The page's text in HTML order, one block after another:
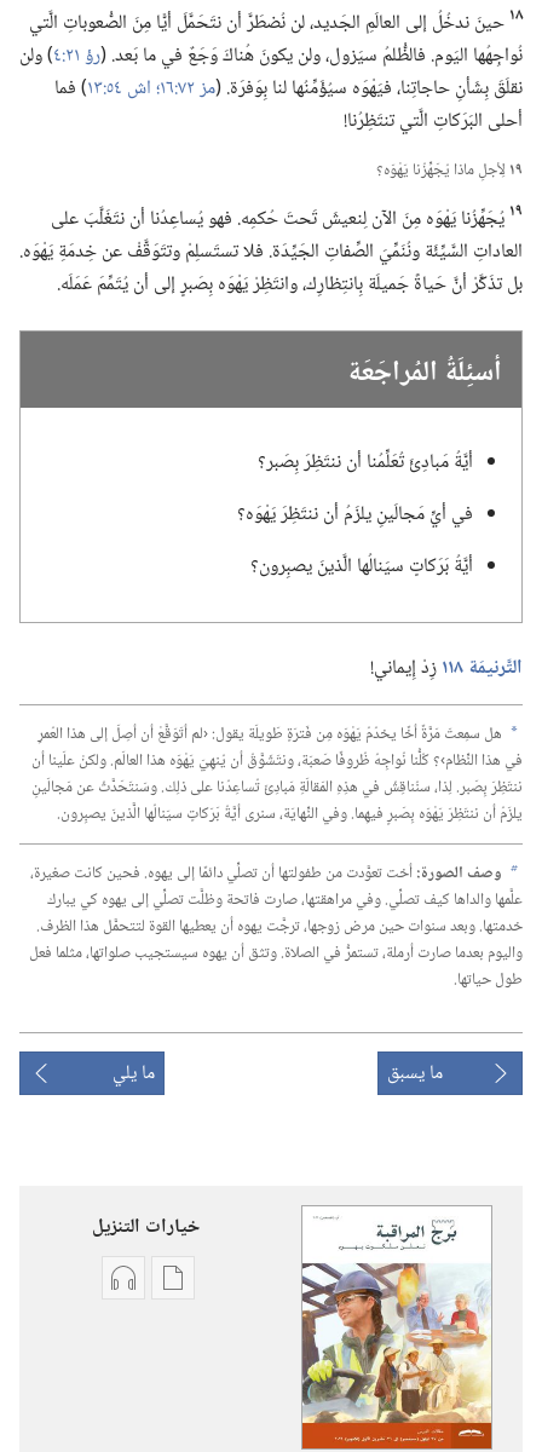
١٨ حينَ ندخُلُ إلى العالَمِ الجَديد،‏ لن نُضطَرَّ أن نتَحَمَّلَ أيًّا مِنَ الصُّعوباتِ الَّتي
نُواجِهُها اليَوم.‏ فالظُّلمُ سيَزول،‏ ولن يكونَ هُناكَ وَجَعٌ في ما بَعد.‏ (‏رؤ ٢١:‏٤
‏)‏ ولن
نقلَقَ بِشَأنِ حاجاتِنا،‏ فيَهْوَه سيُؤَمِّنُها لنا بِوَفرَة.‏ (‏مز ٧٢:‏١٦؛‏ اش ٥٤:‏١٣
‏)‏ فما
أحلى البَرَكاتِ الَّتي تنتَظِرُنا!‏
١٩ لِأجلِ ماذا يُجَهِّزُنا يَهْوَه؟‏
١٩ يُجَهِّزُنا يَهْوَه مِنَ الآن لِنعيشَ تَحتَ حُكمِه.‏ فهو يُساعِدُنا أن نتَغَلَّبَ على
العاداتِ السَّيِّئَة ونُنَمِّيَ الصِّفاتِ الجَيِّدَة.‏ فلا تستَسلِمْ وتتَوَقَّفْ عن خِدمَةِ يَهْوَه.‏
بل تذَكَّرْ أنَّ حَياةً جَميلَة بِانتِظارِك،‏ وانتَظِرْ يَهْوَه بِصَبرٍ إلى أن يُتَمِّمَ عَمَلَه.‏
أسئِلَةُ المُراجَعَة
أيَّةُ مَبادِئَ تُعَلِّمُنا أن ننتَظِرَ بِصَبر؟‏
في أيِّ مَجالَينِ يلزَمُ أن ننتَظِرَ يَهْوَه؟‏
أيَّةُ بَرَكاتٍ سيَنالُها الَّذينَ يصبِرون؟‏
التَّرنيمَة ١١٨ زِدْ إِيماني!‏
a هل سمِعتَ مَرَّةً أخًا يخدُمُ يَهْوَه مِن فَترَةٍ طَويلَة يقول:‏ ‹لم أتَوَقَّعْ أن أصِلَ إلى هذا العُمرِ
في هذا النِّظام›؟‏ كُلُّنا نُواجِهُ ظُروفًا صَعبَة،‏ ونتَشَوَّقُ أن يُنهِيَ يَهْوَه هذا العالَم.‏ ولكنْ علَينا أن
ننتَظِرَ بِصَبر.‏ لِذا،‏ سنُناقِشُ في هذِهِ المَقالَةِ مَبادِئَ تُساعِدُنا على ذلِك.‏ وسَنتَحَدَّثُ عن مَجالَينِ
يلزَمُ أن ننتَظِرَ يَهْوَه بِصَبرٍ فيهِما.‏ وفي النِّهايَة،‏ سنرى أيَّةُ بَرَكاتٍ سيَنالُها الَّذينَ يصبِرون.‏
b وصف الصورة:‏أخت تعوَّدت من طفولتها أن تصلِّي دائمًا إلى يهوه.‏ فحين كانت صغيرة،‏
علَّمها والداها كيف تصلِّي.‏ وفي مراهقتها،‏ صارت فاتحة وظلَّت تصلِّي إلى يهوه كي يبارك
خدمتها.‏ وبعد سنوات حين مرض زوجها،‏ ترجَّت يهوه أن يعطيها القوة لتتحمَّل هذا الظرف.‏
واليوم بعدما صارت أرملة،‏ تستمرُّ في الصلاة.‏ وتثق أن يهوه سيستجيب صلواتها،‏ مثلما فعل
طول حياتها.‏
ما يسبق ما يلي
خيارات التنزيل
خياراتخيارات